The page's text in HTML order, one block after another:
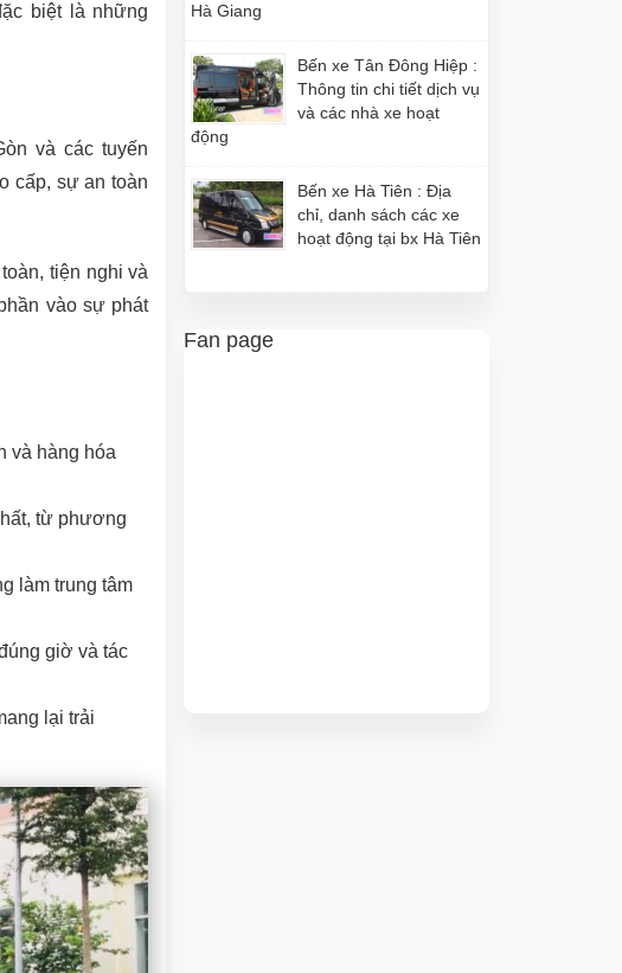
biệt là những
và các tuyến
cấp, sự an toàn
tiện nghi và
vào sự phát
và hàng hóa
từ phương
làm trung tâm
giờ và tác
lại trải
Hà Giang
Bến xe Tân Đông Hiệp :
Thông tin chi tiết dịch vụ
và các nhà xe hoạt
động
Bến xe Hà Tiên : Địa
chỉ, danh sách các xe
hoạt động tại bx Hà Tiên
Fan page